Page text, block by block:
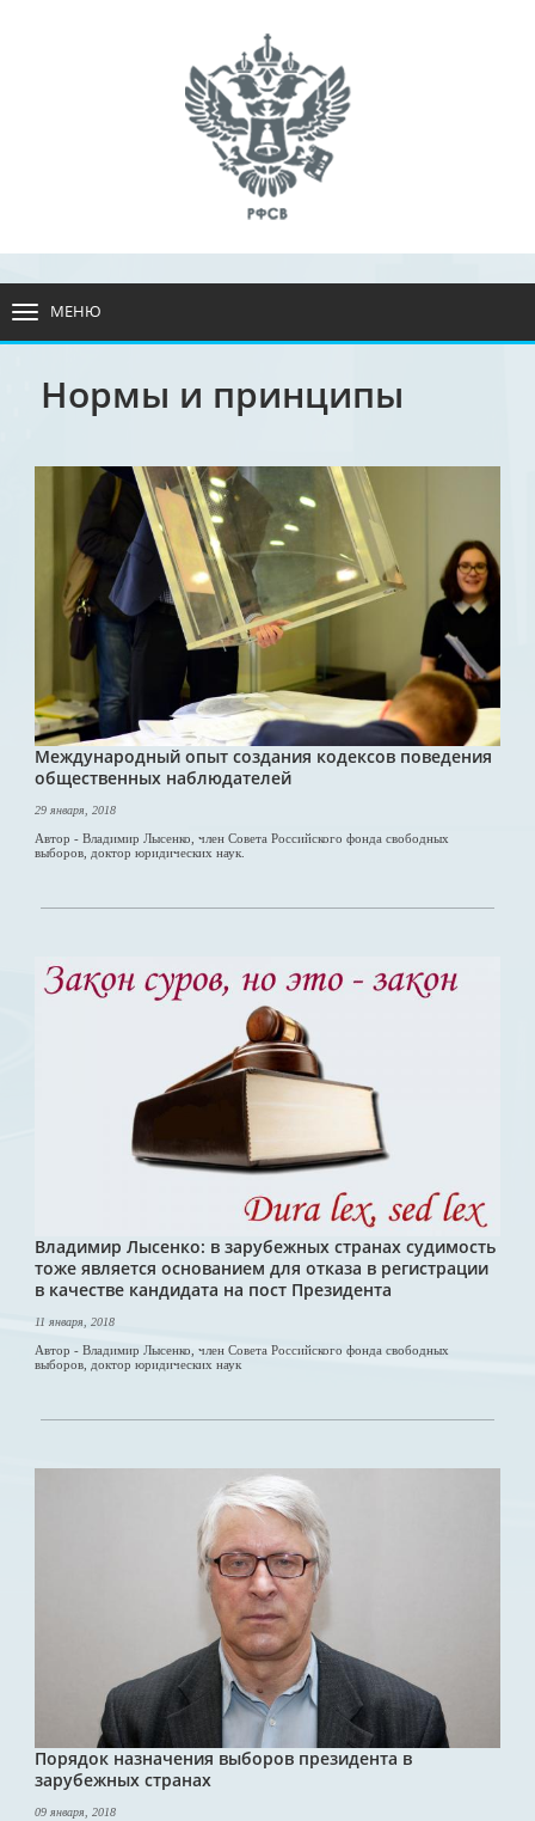
МЕНЮ
Нормы и принципы
Международный опыт создания кодексов поведения
общественных наблюдателей
29 января, 2018
Автор - Владимир Лысенко, член Совета Российского фонда свободных
выборов, доктор юридических наук.
Владимир Лысенко: в зарубежных странах судимость
тоже является основанием для отказа в регистрации
в качестве кандидата на пост Президента
11 января, 2018
Автор - Владимир Лысенко, член Совета Российского фонда свободных
выборов, доктор юридических наук
Порядок назначения выборов президента в
зарубежных странах
09 января, 2018